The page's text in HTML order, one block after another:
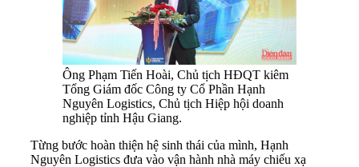
Ông Phạm Tiến Hoài, Chủ tịch HĐQT kiêm
Tổng Giám đốc Công ty Cổ Phần Hạnh
Nguyên Logistics, Chủ tịch Hiệp hội doanh
nghiệp tỉnh Hậu Giang.
Từng bước hoàn thiện hệ sinh thái của mình, Hạnh
Nguyên Logistics đưa vào vận hành nhà máy chiếu xạ